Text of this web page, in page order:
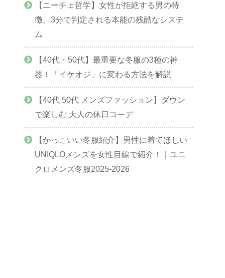
【ニーチェ哲学】女性が拒絶する男の特
徴。3分で判定される本能の残酷なシステ
ム
【40代・50代】最重要な冬服の3種の神
器！「イケオジ」に変わる方法を解説
【40代 50代 メンズファッション】ダウン
で楽しむ 大人の休日コーデ
【かっこいい冬服紹介】男性に着てほしい
UNIQLOメンズを女性目線で紹介！｜ユニ
クロメンズ冬服2025-2026